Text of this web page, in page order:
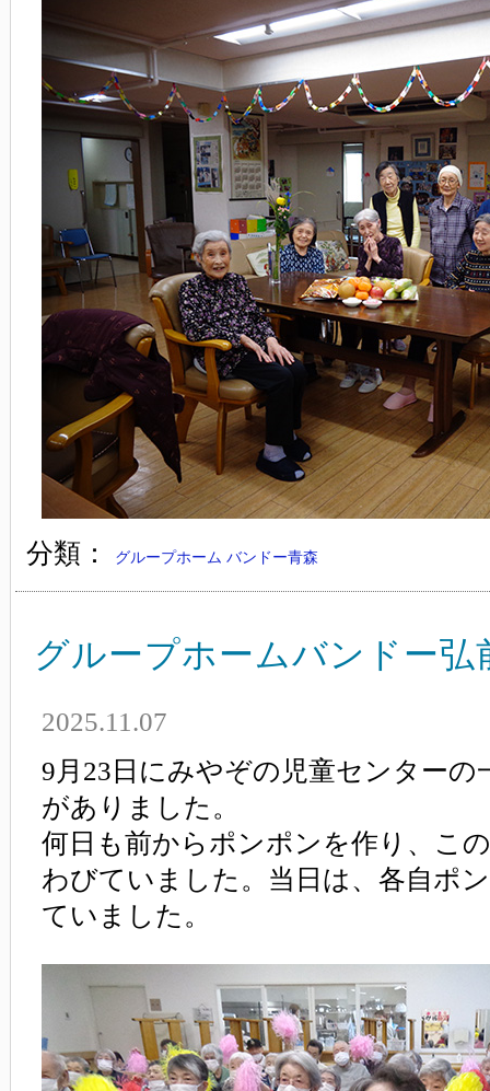
分類： グループホーム バンドー青森
グループホームバンドー弘
2025.11.07
9月23日にみやぞの児童センターの
がありました。
何日も前からポンポンを作り、こ
わびていました。当日は、各自ポ
ていました。